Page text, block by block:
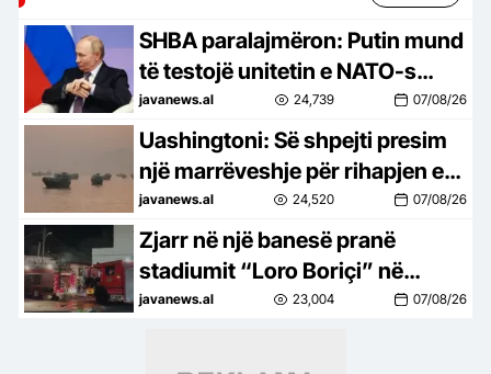
SHBA paralajmëron: Putin mund
të testojë unitetin e NATO-s
duke sulmuar një vend anëtar
javanews.al 24,739 07/08/26
Uashingtoni: Së shpejti presim
një marrëveshje për rihapjen e
Ngushticës së Hormuzit
javanews.al 24,520 07/08/26
Zjarr në një banesë pranë
stadiumit “Loro Boriçi” në
Shkodër, shmangen pasojat në
javanews.al 23,004 07/08/26